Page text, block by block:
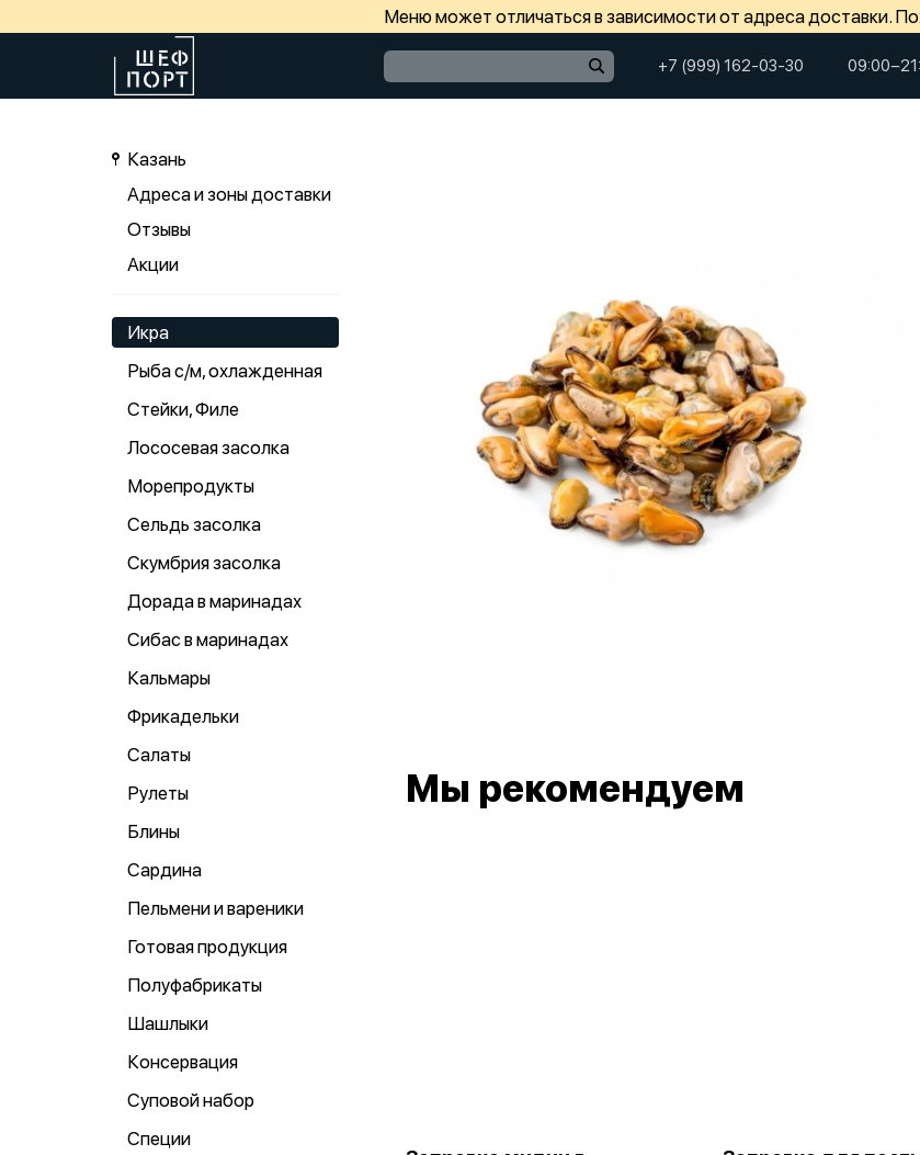
Меню может отличаться в зависимости от адреса доставки.
+7 (999) 162-03-30
Казань
Адреса и зоны доставки
Отзывы
Акции
Икра
Рыба с/м, охлажденная
Стейки, Филе
Лососевая засолка
Морепродукты
Сельдь засолка
Скумбрия засолка
Дорада в маринадах
Сибас в маринадах
Кальмары
Фрикадельки
Салаты
Рулеты
Блины
Сардина
Пельмени и вареники
Готовая продукция
Полуфабрикаты
Шашлыки
Консервация
Суповой набор
Специи
Мы рекомендуем